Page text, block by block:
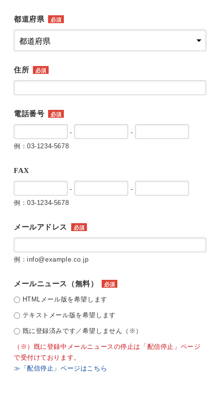
都道府県 必須
住所 必須
電話番号 必須
-
-
例：03-1234-5678
FAX
-
-
例：03-1234-5678
メールアドレス 必須
例：info@example.co.jp
メールニュース（無料） 必須
HTMLメール版を希望します
テキストメール版を希望します
既に登録済みです／希望しません（※）
（※）既に登録中メールニュースの停止は「配信停止」ページ
で受付けております。
≫「配信停止」ページはこちら